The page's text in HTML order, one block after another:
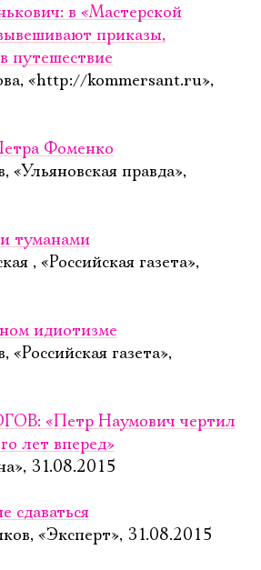
в «Мастерской
приказы,
путешествие
«http://kommersant.ru»,
Фоменко
правда»,
туманами
, «Российская газета»,
идиотизме
«Российская газета»,
«Петр Наумович чертил
лет вперед»
31.08.2015
сдаваться
«Эксперт», 31.08.2015